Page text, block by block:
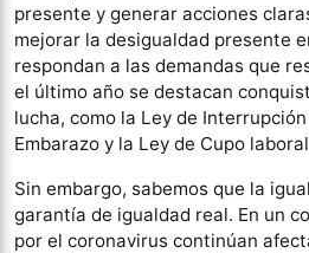
presente y generar acciones
mejorar la desigualdad presente
respondan a las demandas que
el último año se destacan
lucha, como la Ley de
Embarazo y la Ley de Cupo
Sin embargo, sabemos que la
garantía de igualdad real. En un
por el coronavirus continúan